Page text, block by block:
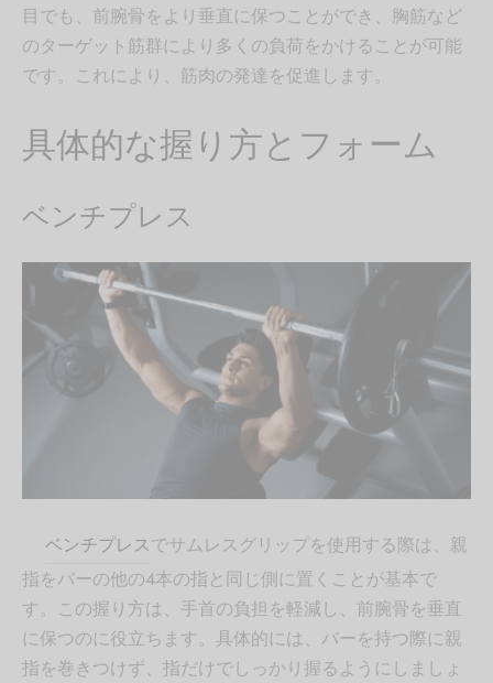
目でも、前腕骨をより垂直に保つことができ、胸筋など
のターゲット筋群により多くの負荷をかけることが可能
です。これにより、筋肉の発達を促進します。
具体的な握り方とフォーム
ベンチプレス
ベンチプレスでサムレスグリップを使用する際は、親
指をバーの他の4本の指と同じ側に置くことが基本で
す。この握り方は、手首の負担を軽減し、前腕骨を垂直
に保つのに役立ちます。具体的には、バーを持つ際に親
指を巻きつけず、指だけでしっかり握るようにしましょ